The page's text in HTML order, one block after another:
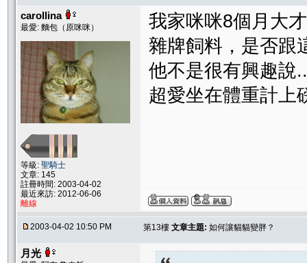
carollina
最愛: 麵包（原咪咪）
等級: 聖騎士
文章: 145
註冊時間: 2003-04-02
最近來訪: 2012-06-06
離線
我家咪咪8個月大
雜牌飼料，是否跟
他不是很有興趣說
超愛坐在體重計上
2003-04-02 10:50 PM 第13樓 文章主題: 如何讓貓貓變胖？
月光